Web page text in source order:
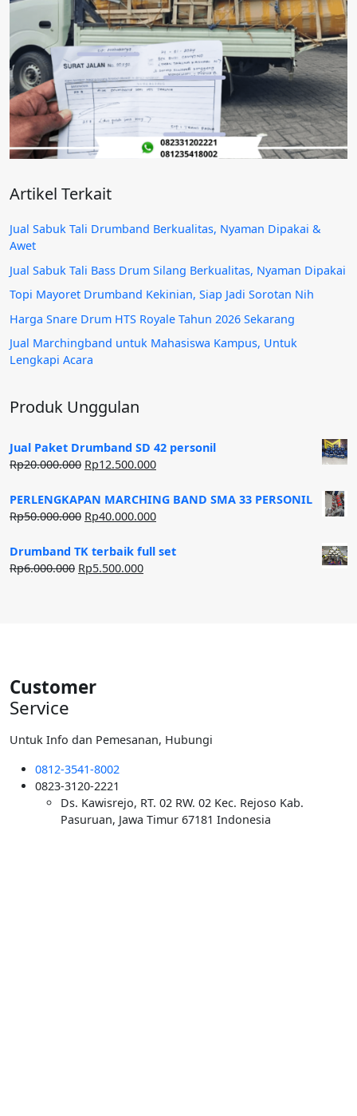
Artikel Terkait
Jual Sabuk Tali Drumband Berkualitas, Nyaman Dipakai &
Awet
Jual Sabuk Tali Bass Drum Silang Berkualitas, Nyaman Dipakai
Topi Mayoret Drumband Kekinian, Siap Jadi Sorotan Nih
Harga Snare Drum HTS Royale Tahun 2026 Sekarang
Jual Marchingband untuk Mahasiswa Kampus, Untuk
Lengkapi Acara
Produk Unggulan
Jual Paket Drumband SD 42 personil
Rp20.000.000 Harga
adalah:
Rp20.000.000.
Rp12.500.000Harga
ini
adalah:
PERLENGKAPAN MARCHING BAND SMA 33 PERSONIL
Rp50.000.000 Harga
adalah:
Rp50.000.000.
Rp40.000.000Harga
ini
Drumband TK terbaik full set
Rp6.000.000 Harga
Rp5.500.000Harga
Customer
Service
Untuk Info dan Pemesanan, Hubungi
0812-3541-8002
0823-3120-2221
Ds. Kawisrejo, RT. 02 RW. 02 Kec. Rejoso Kab.
Pasuruan, Jawa Timur 67181 Indonesia